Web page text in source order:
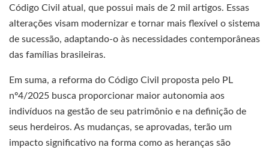
Código Civil atual, que possui mais de 2 mil artigos. Essas
alterações visam modernizar e tornar mais flexível o sistema
de sucessão, adaptando-o às necessidades contemporâneas
das famílias brasileiras.
Em suma, a reforma do Código Civil proposta pelo PL
nº4/2025 busca proporcionar maior autonomia aos
indivíduos na gestão de seu patrimônio e na definição de
seus herdeiros. As mudanças, se aprovadas, terão um
impacto significativo na forma como as heranças são